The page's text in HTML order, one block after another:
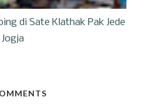
di Sate Klathak Pak Jede
Jogja